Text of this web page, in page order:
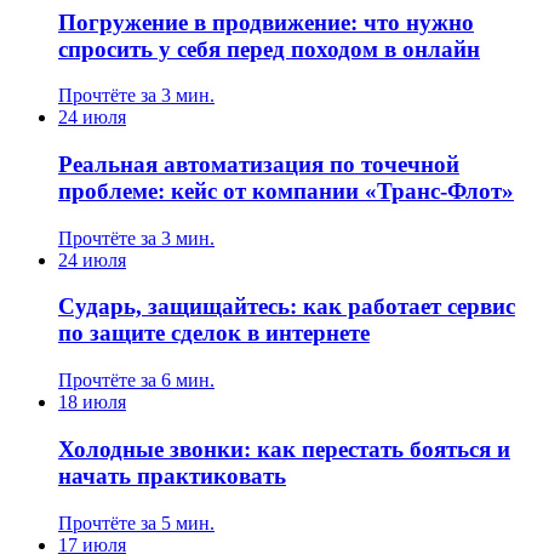
Погружение в продвижение: что нужно
спросить у себя перед походом в онлайн
Прочтёте за 3 мин.
24 июля
Реальная автоматизация по точечной
проблеме: кейс от компании «Транс-Флот»
Прочтёте за 3 мин.
24 июля
Сударь, защищайтесь: как работает сервис
по защите сделок в интернете
Прочтёте за 6 мин.
18 июля
Холодные звонки: как перестать бояться и
начать практиковать
Прочтёте за 5 мин.
17 июля